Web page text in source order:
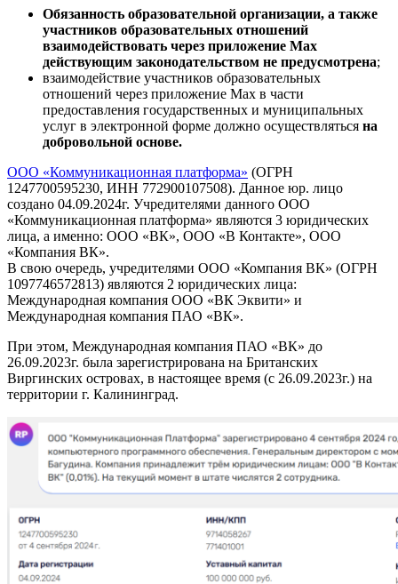
Обязанность образовательной организации, а также
участников образовательных отношений
взаимодействовать через приложение Max
действующим законодательством не предусмотрена;
взаимодействие участников образовательных
отношений через приложение Max в части
предоставления государственных и муниципальных
услуг в электронной форме должно осуществляться на
добровольной основе.
ООО «Коммуникационная платформа» (ОГРН
1247700595230, ИНН 772900107508). Данное юр. лицо
создано 04.09.2024г. Учредителями данного ООО
«Коммуникационная платформа» являются 3 юридических
лица, а именно: ООО «ВК», ООО «В Контакте», ООО
«Компания ВК».
В свою очередь, учредителями ООО «Компания ВК» (ОГРН
1097746572813) являются 2 юридических лица:
Международная компания ООО «ВК Эквити» и
Международная компания ПАО «ВК».
При этом, Международная компания ПАО «ВК» до
26.09.2023г. была зарегистрирована на Британских
Виргинских островах, в настоящее время (с 26.09.2023г.) на
территории г. Калининград.